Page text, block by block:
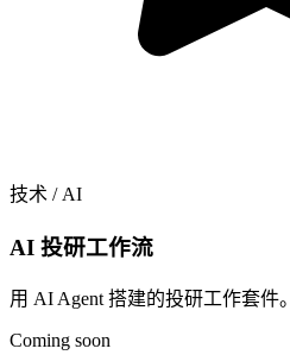
技术 / AI
AI 投研工作流
用 AI Agent 搭建的投研工作套件。
Coming soon